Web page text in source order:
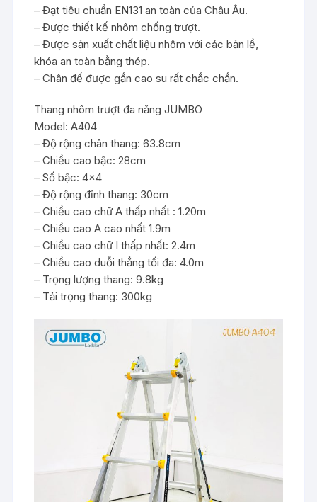
– Đạt tiêu chuẩn EN131 an toàn của Châu Âu.
– Được thiết kế nhôm chống trượt.
– Được sản xuất chất liệu nhôm với các bản lề,
khóa an toàn bằng thép.
– Chân đế được gắn cao su rất chắc chắn.
Thang nhôm trượt đa năng JUMBO
Model: A404
– Độ rộng chân thang: 63.8cm
– Chiều cao bậc: 28cm
– Số bậc: 4×4
– Độ rộng đỉnh thang: 30cm
– Chiều cao chữ A thấp nhất : 1.20m
– Chiều cao A cao nhất 1.9m
– Chiều cao chữ I thấp nhất: 2.4m
– Chiều cao duỗi thẳng tối đa: 4.0m
– Trọng lượng thang: 9.8kg
– Tải trọng thang: 300kg